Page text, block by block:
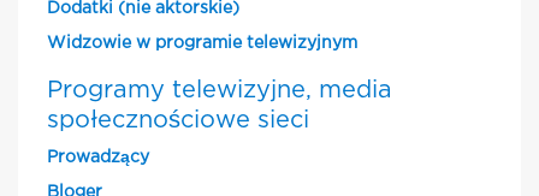
Dodatki (nie aktorskie)
Widzowie w programie telewizyjnym
Programy telewizyjne, media
społecznościowe sieci
Prowadzący
Bloger